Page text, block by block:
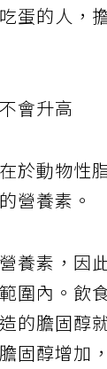
蛋的人，
會升高
於動物性
營養素。
養素，因
圍內。飲
的膽固醇
固醇增加